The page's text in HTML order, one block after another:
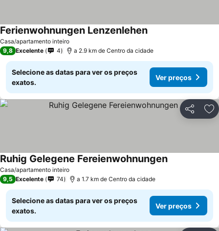
Casa/apartamento inteiro
Ferienwohnungen Lenzenlehen
9,8 Excelente 4 a 2.9 km de Centro da cidade
Selecione as datas para ver os preços
exatos.
Ver preços
Partilhar
Casa/apartamento inteiro
Ruhig Gelegene Fereienwohnungen
9,5 Excelente 74 a 1.7 km de Centro da cidade
Selecione as datas para ver os preços
exatos.
Ver preços